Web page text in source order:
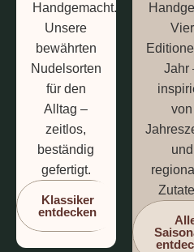
Handgemacht.
Unsere
bewährten
Nudelsorten
für den
Alltag –
zeitlos,
beständig
gefertigt.
Klassiker
entdecken
Vier
Jahr
von
und